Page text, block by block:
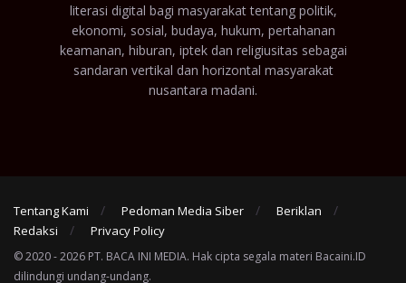
literasi digital bagi masyarakat tentang politik,
ekonomi, sosial, budaya, hukum, pertahanan
keamanan, hiburan, iptek dan religiusitas sebagai
sandaran vertikal dan horizontal masyarakat
nusantara madani.
Tentang Kami Pedoman Media Siber
Beriklan
Redaksi
Privacy Policy
© 2020 - 2026 PT. BACA INI MEDIA. Hak cipta segala materi Bacaini.ID
dilindungi undang-undang.